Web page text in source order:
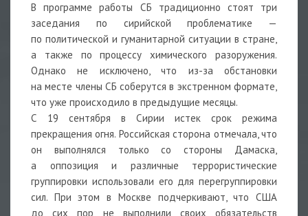
В программе работы СБ традиционно стоят три
заседания по сирийской проблематике —
по политической и гуманитарной ситуации в стране,
а также по процессу химического разоружения.
Однако не исключено, что из-за обстановки
на месте члены СБ соберутся в экстренном формате,
что уже происходило в предыдущие месяцы.
С 19 сентября в Сирии истек срок режима
прекращения огня. Российская сторона отмечала, что
он выполнялся только со стороны Дамаска,
а оппозиция и различные террористические
группировки использовали его для перегруппировки
сил. При этом в Москве подчеркивают, что США
до сих пор не выполнили своих обязательств